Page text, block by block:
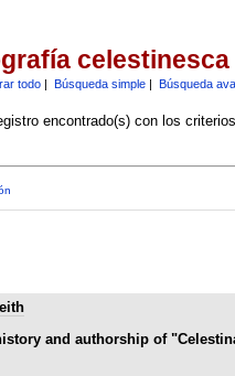
celestinesca
todo| Búsqueda simple| Búsqueda
encontrado(s) con los
and authorship of